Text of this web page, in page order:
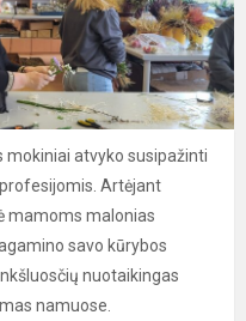
mokiniai atvyko susipažinti
Artėjant
mamoms malonias
savo kūrybos
nuotaikingas
namuose.